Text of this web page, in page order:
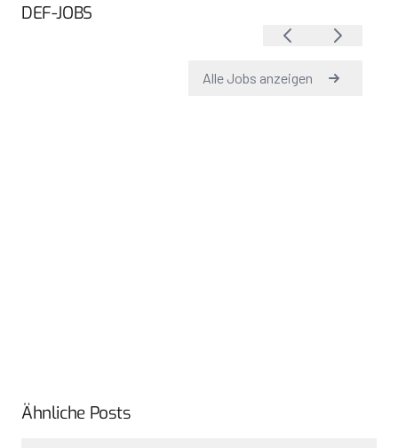
DEF-JOBS
Ähnliche Posts